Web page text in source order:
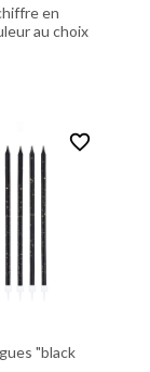
en
au choix
favorite_border
"black